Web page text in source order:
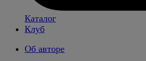
Каталог
Клуб
Об авторе